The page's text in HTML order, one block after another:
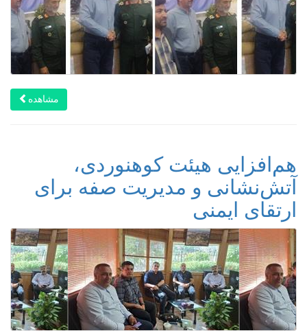
مشاهده
هم‌افزایی هیئت کوهنوردی،
آتش‌نشانی و مدیریت صفه برای
ارتقای ایمنی